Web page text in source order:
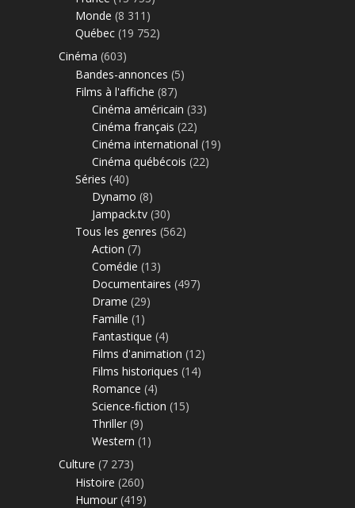
Monde (8 311)
Québec (19 752)
Cinéma (603)
Bandes-annonces (5)
Films à l'affiche (87)
Cinéma américain (33)
Cinéma français (22)
Cinéma international (19)
Cinéma québécois (22)
Séries (40)
Dynamo (8)
Jampack.tv (30)
Tous les genres (562)
Action (7)
Comédie (13)
Documentaires (497)
Drame (29)
Famille (1)
Fantastique (4)
Films d'animation (12)
Films historiques (14)
Romance (4)
Science-fiction (15)
Thriller (9)
Western (1)
Culture (7 273)
Histoire (260)
Humour (419)